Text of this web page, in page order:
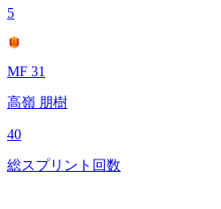
5
MF 31
高嶺 朋樹
40
総スプリント回数